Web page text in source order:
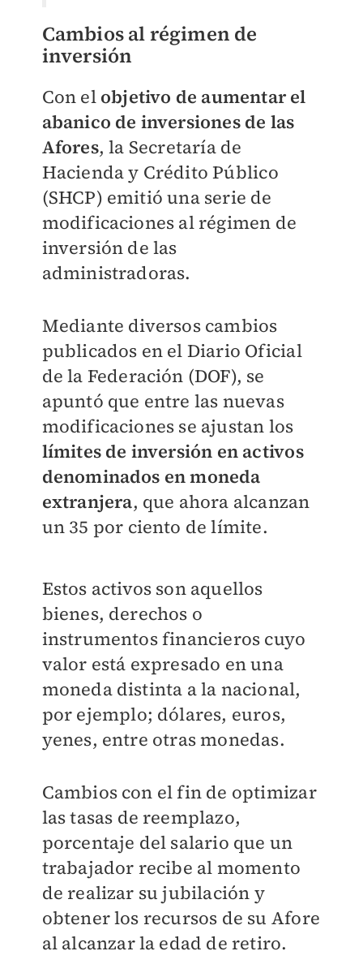
Cambios al régimen de
inversión
Con el objetivo de aumentar el
abanico de inversiones de las
Afores, la Secretaría de
Hacienda y Crédito Público
(SHCP) emitió una serie de
modificaciones al régimen de
inversión de las
administradoras.
Mediante diversos cambios
publicados en el Diario Oficial
de la Federación (DOF), se
apuntó que entre las nuevas
modificaciones se ajustan los
límites de inversión en activos
denominados en moneda
extranjera, que ahora alcanzan
un 35 por ciento de límite.
Estos activos son aquellos
bienes, derechos o
instrumentos financieros cuyo
valor está expresado en una
moneda distinta a la nacional,
por ejemplo; dólares, euros,
yenes, entre otras monedas.
Cambios con el fin de optimizar
las tasas de reemplazo,
porcentaje del salario que un
trabajador recibe al momento
de realizar su jubilación y
obtener los recursos de su Afore
al alcanzar la edad de retiro.